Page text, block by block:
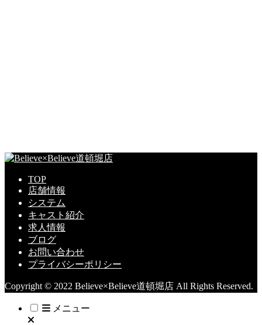
TOP
店舗情報
システム
キャスト紹介
求人情報
ブログ
お問い合わせ
プライバシーポリシー
Copyright © 2022 Believe×Believe道頓堀店 All Rights Reserved.
メニュー